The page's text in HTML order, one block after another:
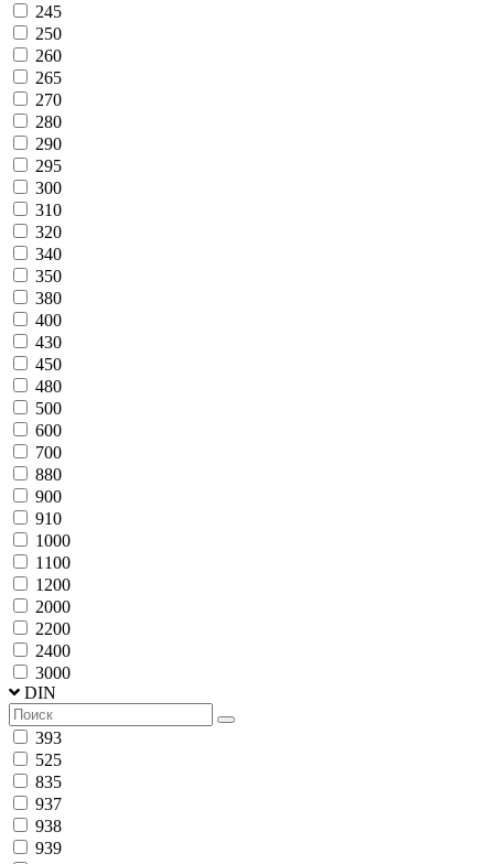
245
250
260
265
270
280
290
295
300
310
320
340
350
380
400
430
450
480
500
600
700
880
900
910
1000
1100
1200
2000
2200
2400
3000
DIN
393
525
835
937
938
939